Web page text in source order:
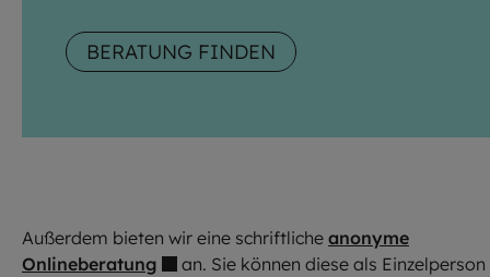
BERATUNG FINDEN
Außerdem bieten wir eine schriftliche anonyme
Onlineberatung
an. Sie können diese als Einzelperson